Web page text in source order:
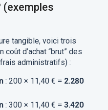
(exemples
tangible, voici trois
d’achat “brut” des
administratifs) :
: 200 × 11,40 € = 2.280
: 300 × 11,40 € = 3.420